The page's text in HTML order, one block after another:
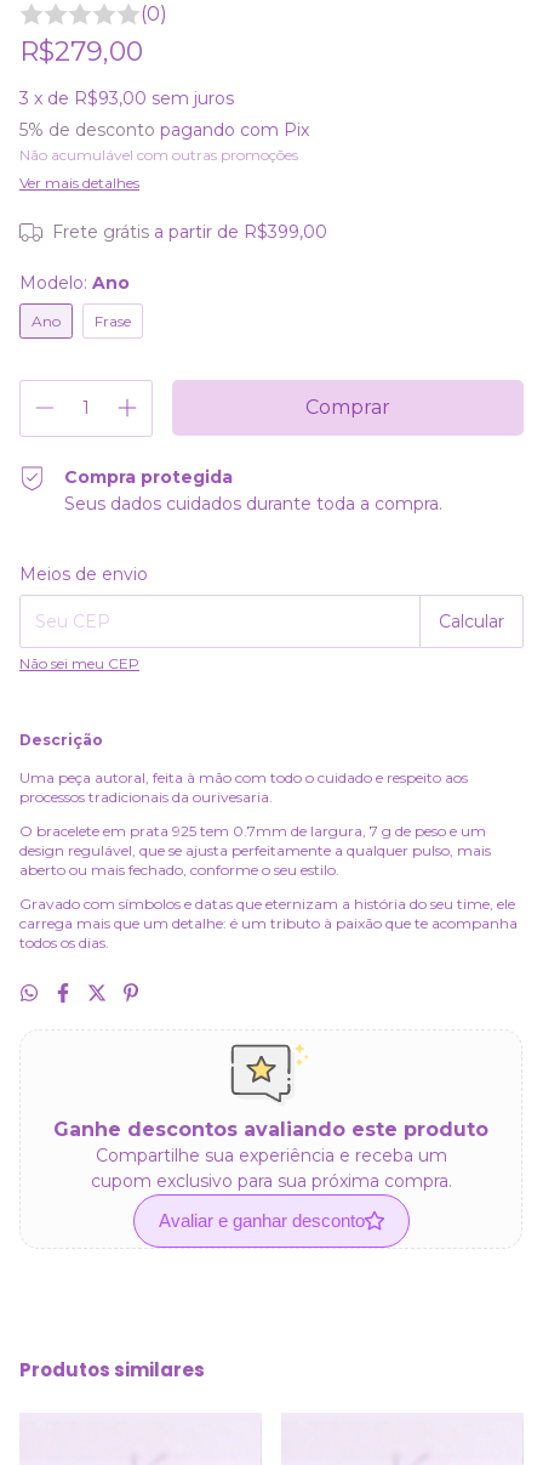
(0)
R$279,00
3 x de R$93,00 sem juros
5% de desconto pagando com Pix
Não acumulável com outras promoções
Ver mais detalhes
Frete grátis a partir de R$399,00
Modelo: Ano
Ano Frase
Compra protegida
Seus dados cuidados durante toda a compra.
Entregas para o CEP:
Meios de envio
Calcular
Não sei meu CEP
Descrição
Uma peça autoral, feita à mão com todo o cuidado e respeito aos
processos tradicionais da ourivesaria.
O bracelete em prata 925 tem 0.7mm de largura, 7 g de peso e um
design regulável, que se ajusta perfeitamente a qualquer pulso, mais
aberto ou mais fechado, conforme o seu estilo.
Gravado com símbolos e datas que eternizam a história do seu time, ele
carrega mais que um detalhe: é um tributo à paixão que te acompanha
todos os dias.
Ganhe descontos avaliando este produto
Compartilhe sua experiência e receba um
cupom exclusivo para sua próxima compra.
Avaliar e ganhar desconto
Produtos similares